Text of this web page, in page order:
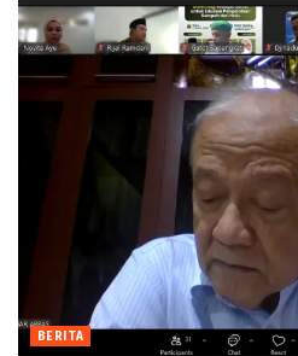
BERITA